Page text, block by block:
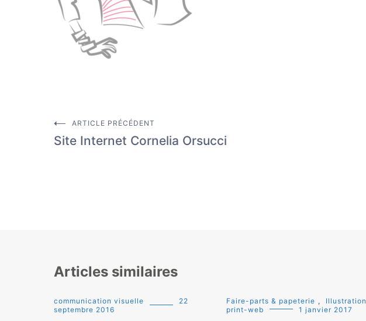
Navigation
de
ARTICLE PRÉCÉDENT
Site Internet Cornelia Orsucci
Articles similaires
communication visuelle
22
septembre 2016
Faire-parts & papeterie ,
Illustration
print-web
1 janvier 2017